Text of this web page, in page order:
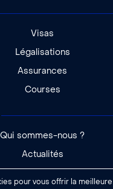
Visas
Légalisations
Assurances
Courses
Qui sommes-nous ?
Actualités
pour vous offrir la